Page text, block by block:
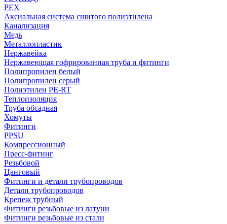
PEX
Аксиальная система сшитого полиэтилена
Канализация
Медь
Металлопластик
Нержавейка
Нержавеющая гофрированная труба и фитинги
Полипропилен белый
Полипропилен серый
Полиэтилен PE-RT
Теплоизоляция
Труба обсадная
Хомуты
Фитинги
PPSU
Компрессионный
Пресс-фитинг
Резьбовой
Цанговый
Фитинги и детали трубопроводов
Детали трубопроводов
Крепеж трубный
Фитинги резьбовые из латуни
Фитинги резьбовые из стали